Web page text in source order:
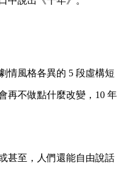
情風格各異的 5 段虛構短
再不做點什麼改變，10 年
甚至，人們還能自由說話